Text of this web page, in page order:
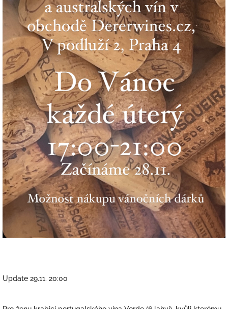
Update 29.11. 20:00